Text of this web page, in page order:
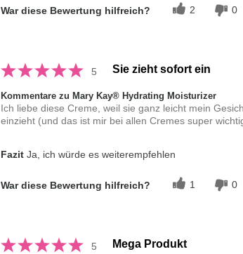
War diese Bewertung hilfreich? 2 0
5 Sie zieht sofort ein
Kommentare zu Mary Kay® Hydrating Moisturizer
Ich liebe diese Creme, weil sie ganz leicht mein
einzieht (und das ist mir bei allen Cremes super
FazitJa, ich würde es weiterempfehlen
War diese Bewertung hilfreich? 1 0
5 Mega Produkt